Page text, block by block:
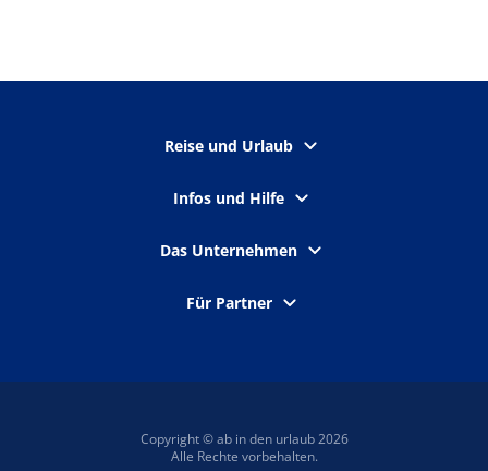
Reise und Urlaub
Infos und Hilfe
Das Unternehmen
Für Partner
Copyright © ab in den urlaub 2026
Alle Rechte vorbehalten.